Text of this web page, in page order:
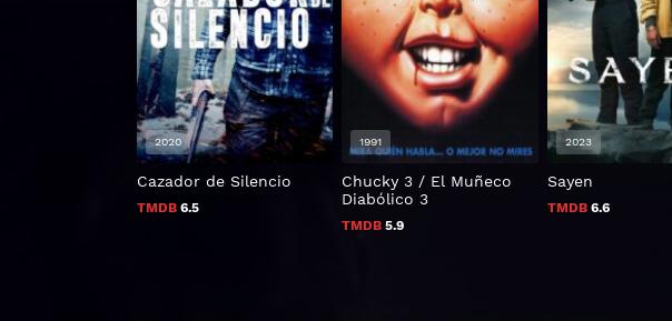
Cazador de Silencio
TMDB 6.5
2020
Chucky 3 / El Muñeco
Diabólico 3
TMDB 5.9
1991
Sayen
TMDB6.6
2023